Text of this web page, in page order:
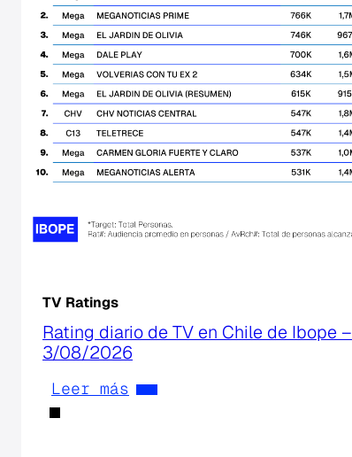
TV Ratings
Rating diario de TV en Chile de Ibope –
3/08/2026
Leer más